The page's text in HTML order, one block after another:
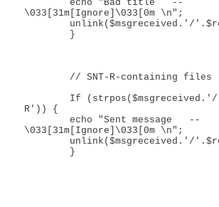
	echo "Bad title   --
\033[31m[Ignore]\033[0m \n";
R')) {
	echo "Sent message   --
\033[31m[Ignore]\033[0m \n";